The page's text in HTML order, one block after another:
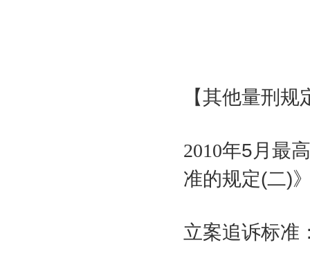
【其他量刑规
2010年5月最
准的规定(二)
立案追诉标准